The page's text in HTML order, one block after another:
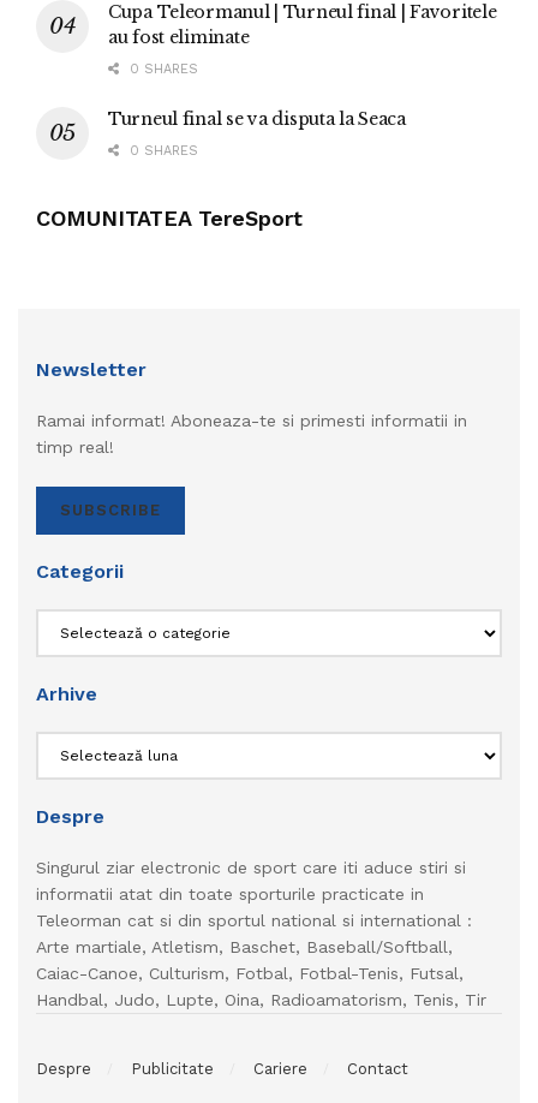
Cupa Teleormanul | Turneul final | Favoritele
au fost eliminate
0 SHARES
Turneul final se va disputa la Seaca
0 SHARES
COMUNITATEA TereSport
Newsletter
Ramai informat! Aboneaza-te si primesti informatii in
timp real!
SUBSCRIBE
Categorii
Arhive
Despre
Singurul ziar electronic de sport care iti aduce stiri si
informatii atat din toate sporturile practicate in
Teleorman cat si din sportul national si international :
Arte martiale, Atletism, Baschet, Baseball/Softball,
Caiac-Canoe, Culturism, Fotbal, Fotbal-Tenis, Futsal,
Handbal, Judo, Lupte, Oina, Radioamatorism, Tenis, Tir
Despre Publicitate Cariere Contact